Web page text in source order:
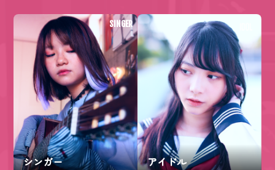
SINGER
シンガー アイドル